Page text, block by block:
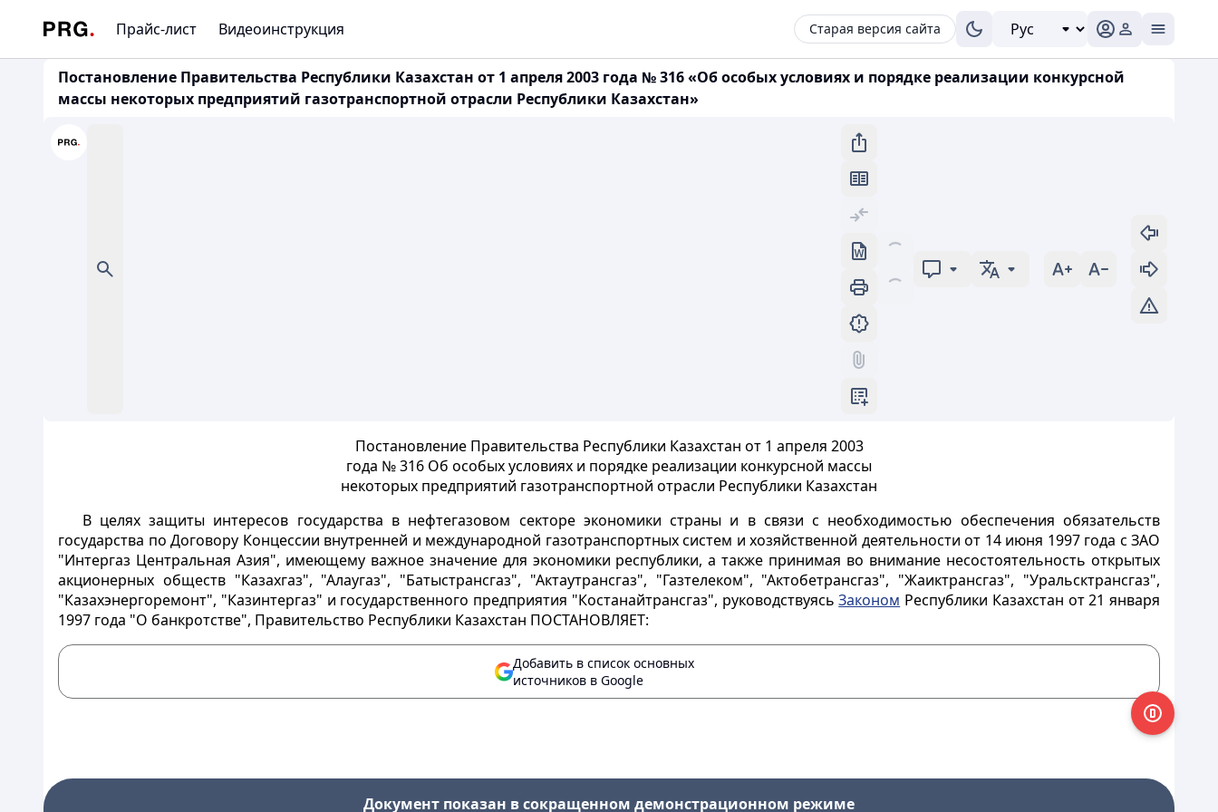
Прайс-лист Видеоинструкция Старая версия сайта
Постановление Правительства Республики Казахстан от 1 апреля 2003 года № 316 «Об особых условиях и порядке реализации конкурсной
массы некоторых предприятий газотранспортной отрасли Республики Казахстан»
Постановление Правительства Республики Казахстан от 1 апреля 2003
года № 316 Об особых условиях и порядке реализации конкурсной массы
некоторых предприятий газотранспортной отрасли Республики Казахстан
В целях защиты интересов государства в нефтегазовом секторе экономики страны и в связи с необходимостью обеспечения обязательств
государства по Договору Концессии внутренней и международной газотранспортных систем и хозяйственной деятельности от 14 июня 1997 года с ЗАО
"Интергаз Центральная Азия", имеющему важное значение для экономики республики, а также принимая во внимание несостоятельность открытых
акционерных обществ "Казахгаз", "Алаугаз", "Батыстрансгаз", "Актаутрансгаз", "Газтелеком", "Актобетрансгаз", "Жаиктрансгаз", "Уральсктрансгаз",
"Казахэнергоремонт", "Казинтергаз" и государственного предприятия "Костанайтрансгаз", руководствуясьЗаконом Республики Казахстан от 21 января
1997 года "О банкротстве", Правительство Республики Казахстан ПОСТАНОВЛЯЕТ:
Добавить в список основных
источников в Google
Документ показан в сокращенном демонстрационном режиме